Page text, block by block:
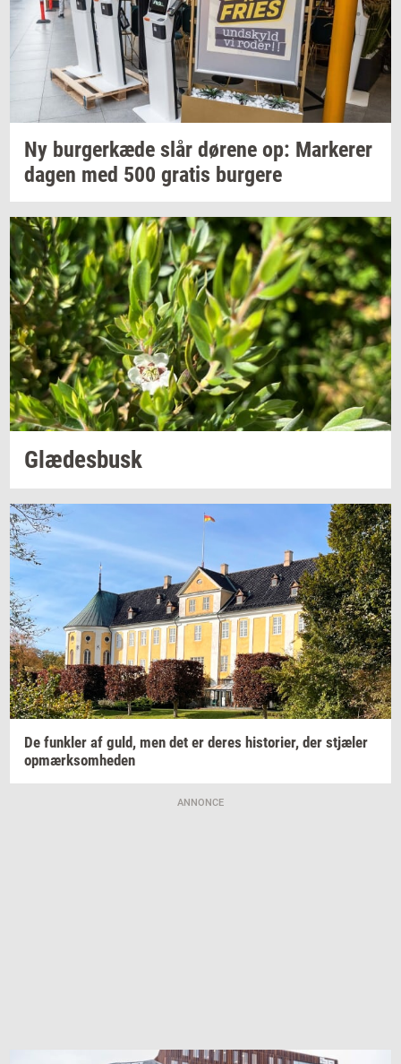
Ny bur­ger­kæ­de slår dø­re­ne op: Mar­ke­rer
dagen med 500 gra­tis bur­ge­re
Glæ­des­busk
De funk­ler af guld, men det er deres hi­sto­ri­er, der stjæ­ler
op­mærk­som­he­den
ANNONCE